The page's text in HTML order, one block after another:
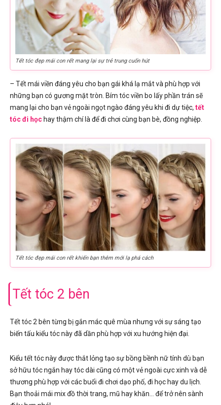
Tết tóc đẹp mái con rết mang lại sự trẻ trung cuốn hút
– Tết mái viền đáng yêu cho bạn gái khá lạ mắt và phù hợp với
những bạn có gương mặt tròn. Bím tóc viền bo lấy phần trán sẽ
mang lại cho bạn vẻ ngoài ngọt ngào đáng yêu khi đi dự tiệc, tết
tóc đi học hay thậm chí là để đi chơi cùng bạn bè, đồng nghiệp.
Tết tóc đẹp mái con rết khiến bạn thêm mới lạ phá cách
Tết tóc 2 bên
Tết tóc 2 bên từng bị gắn mác quê mùa nhưng với sự sáng tạo
biến tấu kiểu tóc này đã dần phù hợp với xu hướng hiện đại.
Kiểu tết tóc này được thắt lỏng tạo sự bồng bềnh nữ tính dù bạn
sở hữu tóc ngắn hay tóc dài cũng có một vẻ ngoài cực xinh và dễ
thương phù hợp với các buổi đi chơi dạo phố, đi học hay du lịch.
Bạn thoải mái mix đồ thời trang, mũ hay khăn… để trở nên sành